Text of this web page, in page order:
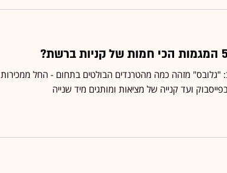
"גלובס" מזהה כמה מהטרנדים הבולטים בתחום - החל ממכירות
ועד קנייה של מציאות ומותגים מיד שנייה